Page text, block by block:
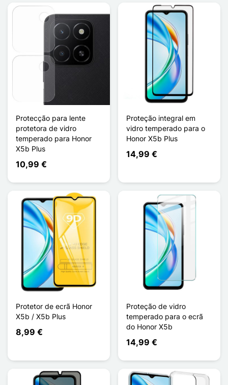
Protecção para lente
protetora de vidro
temperado para Honor
X5b Plus
10,99 €
Proteção integral em
vidro temperado para o
Honor X5b Plus
14,99 €
Protetor de ecrã Honor
X5b / X5b Plus
8,99 €
Proteção de vidro
temperado para o ecrã
do Honor X5b
14,99 €